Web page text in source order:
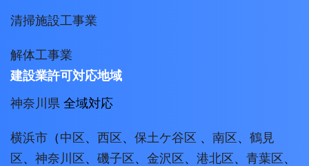
清掃施設工事業
解体工事業
建設業許可対応地域
神奈川県 全域対応
横浜市 （中区、 西区、 保土ケ谷区 、 南区、 鶴見
区、 神奈川区、 磯子区、 金沢区、 港北区、 青葉区、